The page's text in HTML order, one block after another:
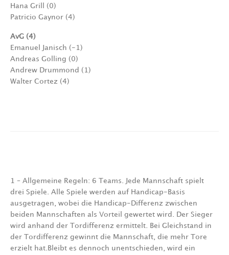
Hana Grill (0)
Patricio Gaynor (4)
AvG (4)
Emanuel Janisch (-1)
Andreas Golling (0)
Andrew Drummond (1)
Walter Cortez (4)
1 – Allgemeine Regeln: 6 Teams. Jede Mannschaft spielt
drei Spiele. Alle Spiele werden auf Handicap-Basis
ausgetragen, wobei die Handicap-Differenz zwischen
beiden Mannschaften als Vorteil gewertet wird. Der Sieger
wird anhand der Tordifferenz ermittelt. Bei Gleichstand in
der Tordifferenz gewinnt die Mannschaft, die mehr Tore
erzielt hat.Bleibt es dennoch unentschieden, wird ein